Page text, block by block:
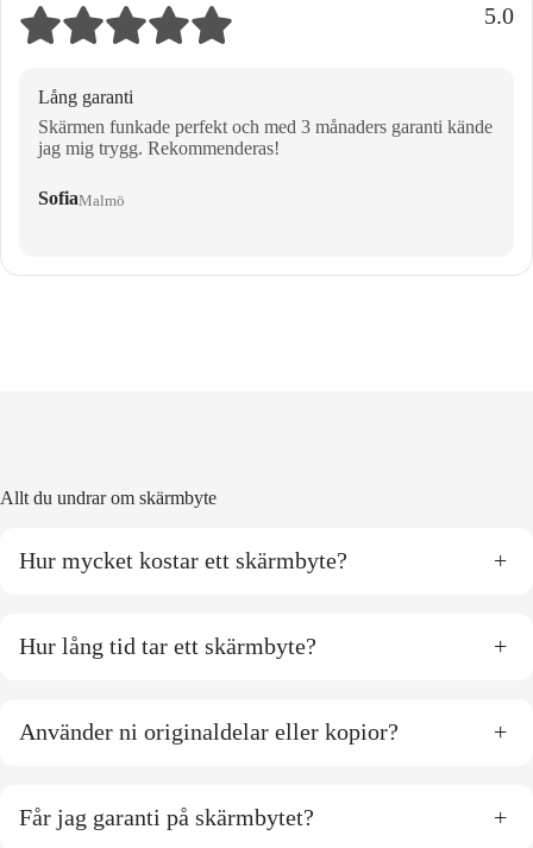
5.0
Lång garanti
Skärmen funkade perfekt och med 3 månaders garanti kände
jag mig trygg. Rekommenderas!
SofiaMalmö
Allt du undrar om skärmbyte
Hur mycket kostar ett skärmbyte? +
Hur lång tid tar ett skärmbyte? +
Använder ni originaldelar eller kopior? +
Får jag garanti på skärmbytet? +